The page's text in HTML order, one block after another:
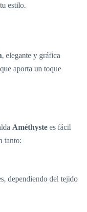
estilo.
, elegante y gráfica
aporta un toque
Améthyste es fácil
tanto:
dependiendo del tejido